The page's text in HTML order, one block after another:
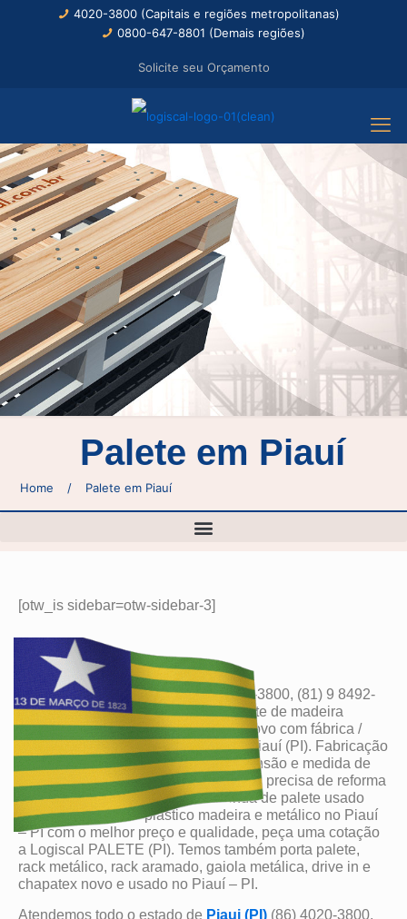
4020-3800 (Capitais e regiões metropolitanas)
0800-647-8801 (Demais regiões)
Solicite seu Orçamento
Palete em Piauí
Home / Palete em Piauí
[otw_is sidebar=otw-sidebar-3]
Palete no Piauí – PI? Disk (86) 4020-3800, (81) 9 8492-
5325 ou 0800-647-8801. Temos palete de madeira
plástico e metal novo usado e seminovo com fábrica /
indústria e distribuidor de palete no Piauí (PI). Fabricação
e comercio de todo tipo modelo dimensão e medida de
PALETE novo e usado no PI. Se você precisa de reforma
locação “aluguel” ou compra e venda de palete usado
novo semi-novo de plástico madeira e metálico no Piauí
– PI com o melhor preço e qualidade, peça uma cotação
a Logiscal PALETE (PI). Temos também porta palete,
rack metálico, rack aramado, gaiola metálica, drive in e
chapatex novo e usado no Piauí – PI.
Atendemos todo o estado de Piaui (PI) (86) 4020-3800,